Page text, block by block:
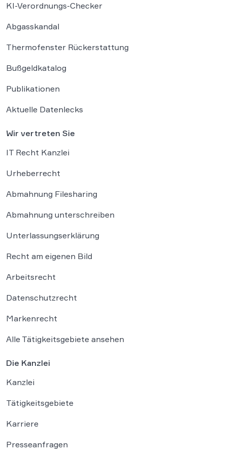
KI-Verordnungs-Checker
Abgasskandal
Thermofenster Rückerstattung
Bußgeldkatalog
Publikationen
Aktuelle Datenlecks
Wir vertreten Sie
IT Recht Kanzlei
Urheberrecht
Abmahnung Filesharing
Abmahnung unterschreiben
Unterlassungserklärung
Recht am eigenen Bild
Arbeitsrecht
Datenschutzrecht
Markenrecht
Alle Tätigkeitsgebiete ansehen
Die Kanzlei
Kanzlei
Tätigkeitsgebiete
Karriere
Presseanfragen